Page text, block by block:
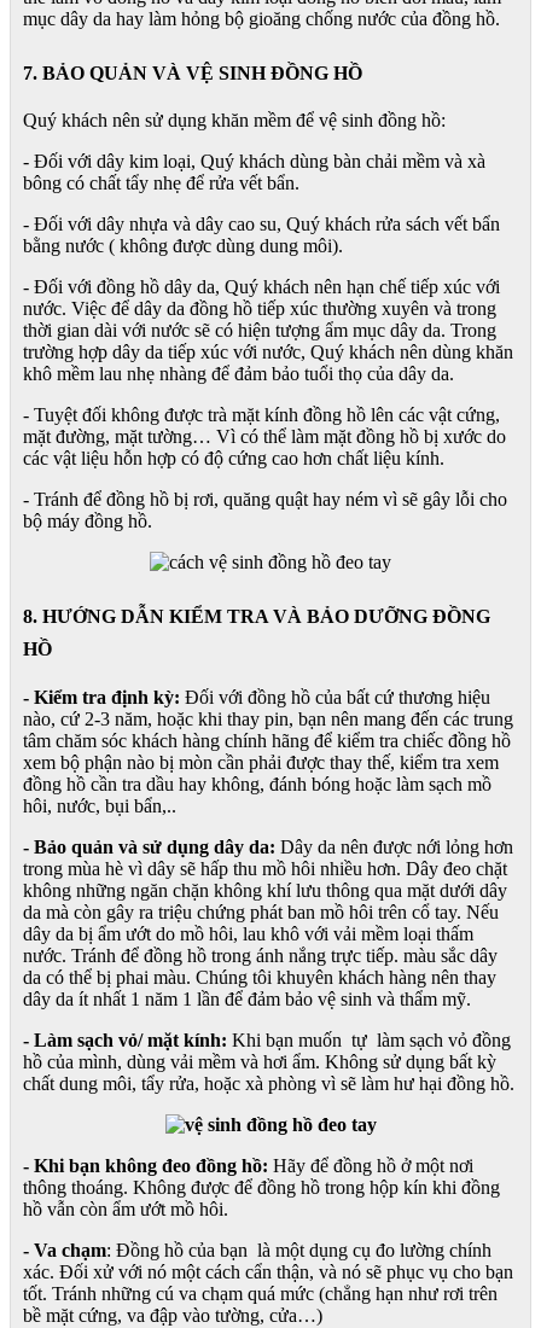
mục dây da hay làm hỏng bộ gioăng chống nước của đồng hồ.
7. BẢO QUẢN VÀ VỆ SINH ĐỒNG HỒ
Quý khách nên sử dụng khăn mềm để vệ sinh đồng hồ:
- Đối với dây kim loại, Quý khách dùng bàn chải mềm và xà
bông có chất tẩy nhẹ để rửa vết bẩn.
- Đối với dây nhựa và dây cao su, Quý khách rửa sách vết bẩn
bằng nước ( không được dùng dung môi).
- Đối với đồng hồ dây da, Quý khách nên hạn chế tiếp xúc với
nước. Việc để dây da đồng hồ tiếp xúc thường xuyên và trong
thời gian dài với nước sẽ có hiện tượng ẩm mục dây da. Trong
trường hợp dây da tiếp xúc với nước, Quý khách nên dùng khăn
khô mềm lau nhẹ nhàng để đảm bảo tuổi thọ của dây da.
- Tuyệt đối không được trà mặt kính đồng hồ lên các vật cứng,
mặt đường, mặt tường… Vì có thể làm mặt đồng hồ bị xước do
các vật liệu hỗn hợp có độ cứng cao hơn chất liệu kính.
- Tránh để đồng hồ bị rơi, quăng quật hay ném vì sẽ gây lỗi cho
bộ máy đồng hồ.
8. HƯỚNG DẪN KIỂM TRA VÀ BẢO DƯỠNG ĐỒNG
HỒ
- Kiểm tra định kỳ: Đối với đồng hồ của bất cứ thương hiệu
nào, cứ 2-3 năm, hoặc khi thay pin, bạn nên mang đến các trung
tâm chăm sóc khách hàng chính hãng để kiểm tra chiếc đồng hồ
xem bộ phận nào bị mòn cần phải được thay thế, kiểm tra xem
đồng hồ cần tra dầu hay không, đánh bóng hoặc làm sạch mồ
hôi, nước, bụi bẩn,..
- Bảo quản và sử dụng dây da: Dây da nên được nới lỏng hơn
trong mùa hè vì dây sẽ hấp thu mồ hôi nhiều hơn. Dây đeo chặt
không những ngăn chặn không khí lưu thông qua mặt dưới dây
da mà còn gây ra triệu chứng phát ban mồ hôi trên cổ tay. Nếu
dây da bị ẩm ướt do mồ hôi, lau khô với vải mềm loại thấm
nước. Tránh để đồng hồ trong ánh nắng trực tiếp. màu sắc dây
da có thể bị phai màu. Chúng tôi khuyên khách hàng nên thay
dây da ít nhất 1 năm 1 lần để đảm bảo vệ sinh và thẩm mỹ.
- Làm sạch vỏ/ mặt kính: Khi bạn muốn tự làm sạch vỏ đồng
hồ của mình, dùng vải mềm và hơi ẩm. Không sử dụng bất kỳ
chất dung môi, tẩy rửa, hoặc xà phòng vì sẽ làm hư hại đồng hồ.
- Khi bạn không đeo đồng hồ: Hãy để đồng hồ ở một nơi
thông thoáng. Không được để đồng hồ trong hộp kín khi đồng
hồ vẫn còn ẩm ướt mồ hôi.
- Va chạm: Đồng hồ của bạn là một dụng cụ đo lường chính
xác. Đối xử với nó một cách cẩn thận, và nó sẽ phục vụ cho bạn
tốt. Tránh những cú va chạm quá mức (chẳng hạn như rơi trên
bề mặt cứng, va đập vào tường, cửa…)